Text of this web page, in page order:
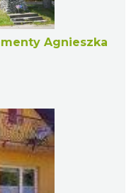
Agnieszka